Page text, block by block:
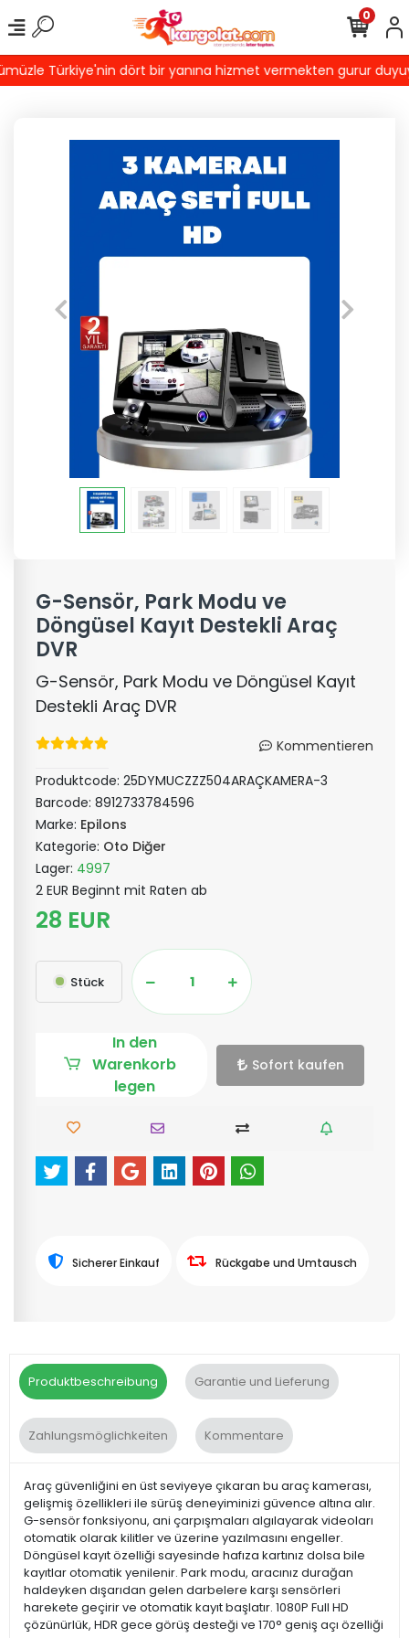
Türkiye'nin dört bir yanına hizmet vermekten gurur
0
G-Sensör, Park Modu ve
Döngüsel Kayıt Destekli Araç
DVR
G-Sensör, Park Modu ve Döngüsel Kayıt
Destekli Araç DVR
Kommentieren
Produktcode: 25DYMUCZZZ504ARAÇKAMERA-3
Barcode: 8912733784596
Marke: Epilons
Kategorie: Oto Diğer
Lager: 4997
2 EUR Beginnt mit Raten ab
28 EUR
Stück
In den
Warenkorb
legen
Sofort kaufen
Sicherer Einkauf Rückgabe und Umtausch
Produktbeschreibung Garantie und Lieferung
Zahlungsmöglichkeiten Kommentare
Araç güvenliğini en üst seviyeye çıkaran bu araç kamerası,
gelişmiş özellikleri ile sürüş deneyiminizi güvence altına alır.
G-sensör fonksiyonu, ani çarpışmaları algılayarak videoları
otomatik olarak kilitler ve üzerine yazılmasını engeller.
Döngüsel kayıt özelliği sayesinde hafıza kartınız dolsa bile
kayıtlar otomatik yenilenir. Park modu, aracınız durağan
haldeyken dışarıdan gelen darbelere karşı sensörleri
harekete geçirir ve otomatik kayıt başlatır. 1080P Full HD
çözünürlük, HDR gece görüş desteği ve 170° geniş açı özelliği